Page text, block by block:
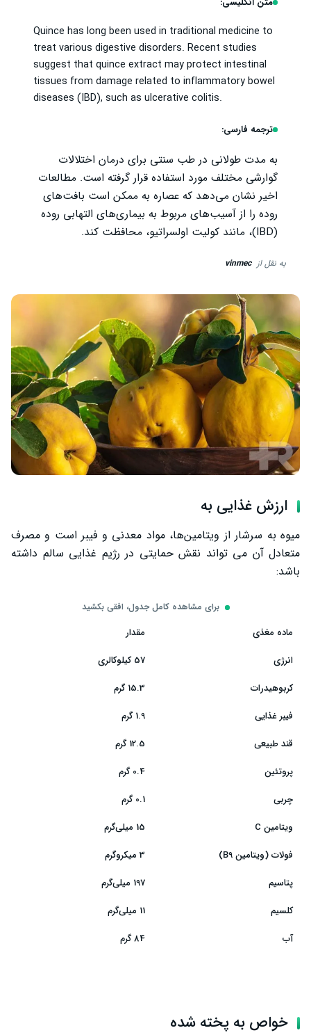
Quince has long been used in traditional medicine to
treat various digestive disorders. Recent studies
suggest that quince extract may protect intestinal
tissues from damage related to inflammatory bowel
diseases (IBD), such as ulcerative colitis.
ترجمه فارسی:
به مدت طولانی در طب سنتی برای درمان اختلالات
گوارشی مختلف مورد استفاده قرار گرفته است. مطالعات
اخیر نشان می‌دهد که عصاره به ممکن است بافت‌های
روده را از آسیب‌های مربوط به بیماری‌های التهابی روده
(IBD)، مانند کولیت اولسراتیو، محافظت کند.
به نقل از vinmec
ارزش غذایی به
میوه به سرشار از ویتامین‌ها، مواد معدنی و فیبر است و مصرف
متعادل آن می‌ تواند نقش حمایتی در رژیم غذایی سالم داشته
باشد:
برای مشاهده کامل جدول، افقی بکشید
ماده مغذی
مقدار
انرژی
57 کیلوکالری
کربوهیدرات
15.3 گرم
فیبر غذایی
1.9 گرم
قند طبیعی
12.5 گرم
پروتئین
0.4 گرم
چربی
0.1 گرم
ویتامین C
15 میلی‌گرم
فولات (ویتامین B9)
3 میکروگرم
پتاسیم
197 میلی‌گرم
کلسیم
11 میلی‌گرم
آب
84 گرم
خواص به پخته شده